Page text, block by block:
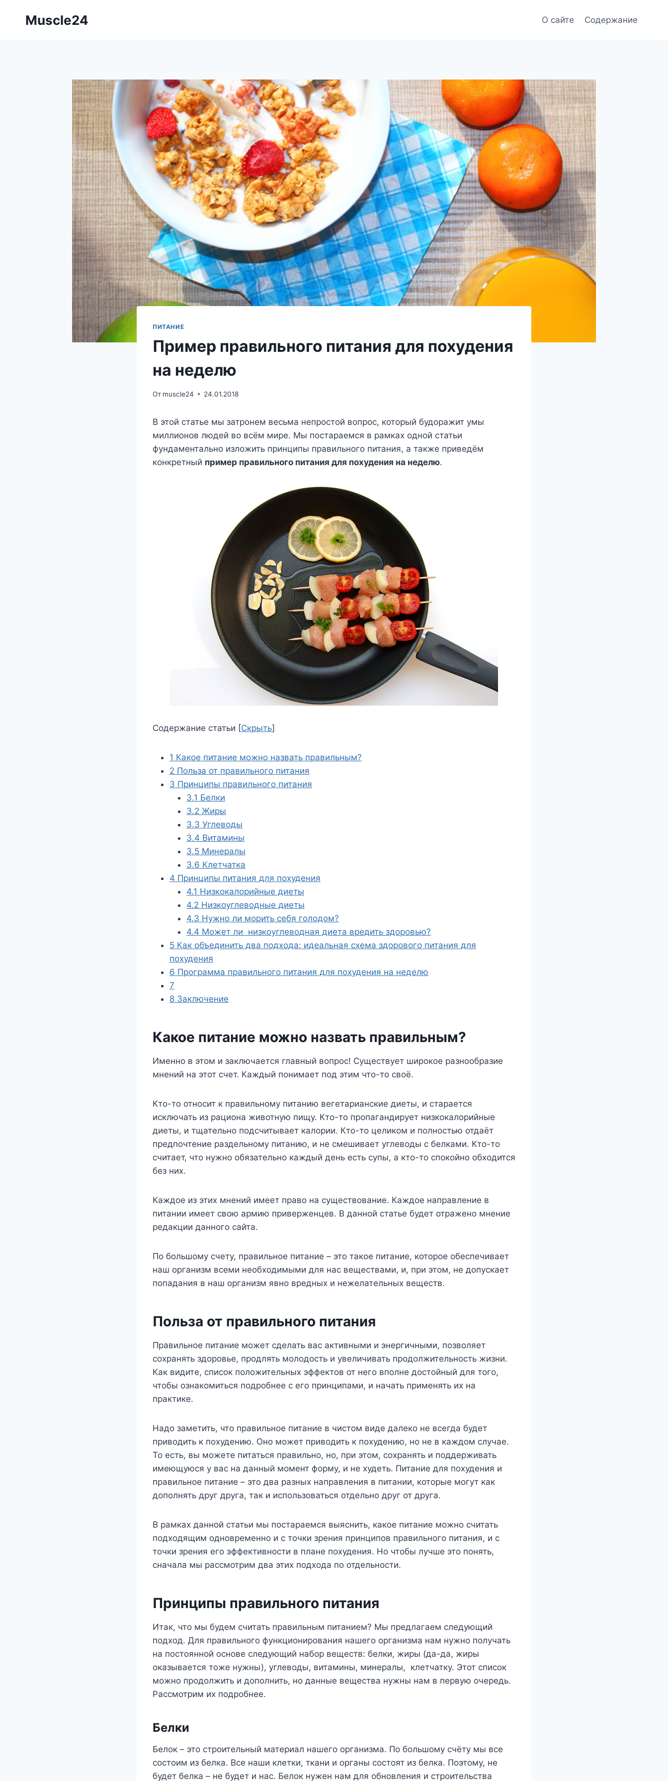
Muscle24 О сайте Содержание
ПИТАНИЕ
Пример правильного питания для похудения
на неделю
От muscle24 24.01.2018
В этой статье мы затронем весьма непростой вопрос, который будоражит умы
миллионов людей во всём мире. Мы постараемся в рамках одной статьи
фундаментально изложить принципы правильного питания, а также приведём
конкретный пример правильного питания для похудения на неделю.
Содержание статьи [Скрыть]
1 Какое питание можно назвать правильным?
2 Польза от правильного питания
3 Принципы правильного питания
3.1 Белки
3.2 Жиры
3.3 Углеводы
3.4 Витамины
3.5 Минералы
3.6 Клетчатка
4 Принципы питания для похудения
4.1 Низкокалорийные диеты
4.2 Низкоуглеводные диеты
4.3 Нужно ли морить себя голодом?
4.4 Может ли низкоуглеводная диета вредить здоровью?
5 Как объединить два подхода: идеальная схема здорового питания для
похудения
6 Программа правильного питания для похудения на неделю
7
8 Заключение
Какое питание можно назвать правильным?
Именно в этом и заключается главный вопрос! Существует широкое разнообразие
мнений на этот счет. Каждый понимает под этим что-то своё.
Кто-то относит к правильному питанию вегетарианские диеты, и старается
исключать из рациона животную пищу. Кто-то пропагандирует низкокалорийные
диеты, и тщательно подсчитывает калории. Кто-то целиком и полностью отдаёт
предпочтение раздельному питанию, и не смешивает углеводы с белками. Кто-то
считает, что нужно обязательно каждый день есть супы, а кто-то спокойно обходится
без них.
Каждое из этих мнений имеет право на существование. Каждое направление в
питании имеет свою армию приверженцев. В данной статье будет отражено мнение
редакции данного сайта.
По большому счету, правильное питание – это такое питание, которое обеспечивает
наш организм всеми необходимыми для нас веществами, и, при этом, не допускает
попадания в наш организм явно вредных и нежелательных веществ.
Польза от правильного питания
Правильное питание может сделать вас активными и энергичными, позволяет
сохранять здоровье, продлять молодость и увеличивать продолжительность жизни.
Как видите, список положительных эффектов от него вполне достойный для того,
чтобы ознакомиться подробнее с его принципами, и начать применять их на
практике.
Надо заметить, что правильное питание в чистом виде далеко не всегда будет
приводить к похудению. Оно может приводить к похудению, но не в каждом случае.
То есть, вы можете питаться правильно, но, при этом, сохранять и поддерживать
имеющуюся у вас на данный момент форму, и не худеть. Питание для похудения и
правильное питание – это два разных направления в питании, которые могут как
дополнять друг друга, так и использоваться отдельно друг от друга.
В рамках данной статьи мы постараемся выяснить, какое питание можно считать
подходящим одновременно и с точки зрения принципов правильного питания, и с
точки зрения его эффективности в плане похудения. Но чтобы лучше это понять,
сначала мы рассмотрим два этих подхода по отдельности.
Принципы правильного питания
Итак, что мы будем считать правильным питанием? Мы предлагаем следующий
подход. Для правильного функционирования нашего организма нам нужно получать
на постоянной основе следующий набор веществ: белки, жиры (да-да, жиры
оказывается тоже нужны), углеводы, витамины, минералы, клетчатку. Этот список
можно продолжить и дополнить, но данные вещества нужны нам в первую очередь.
Рассмотрим их подробнее.
Белки
Белок – это строительный материал нашего организма. По большому счёту мы все
состоим из белка. Все наши клетки, ткани и органы состоят из белка. Поэтому, не
будет белка – не будет и нас. Белок нужен нам для обновления и строительства